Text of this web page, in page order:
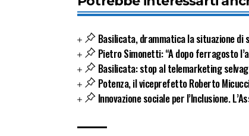
Basilicata, drammatica la situazione
Pietro Simonetti: “A dopo ferragosto
Basilicata: stop al telemarketing
Potenza, il viceprefetto Roberto
Innovazione sociale per l’Inclusione.